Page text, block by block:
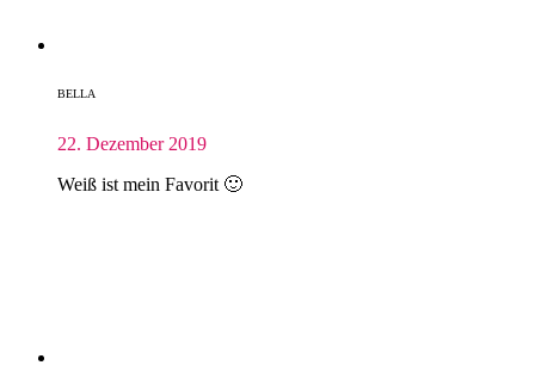
BELLA
22. Dezember 2019
Weiß ist mein Favorit 🙂